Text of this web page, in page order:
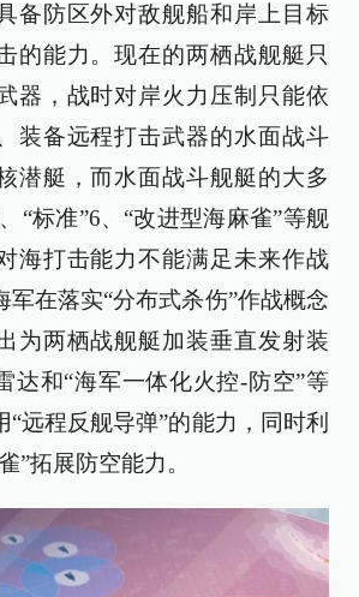
备防区外对敌舰船和岸上目标
的能力。现在的两栖战舰艇只
器，战时对岸火力压制只能依
装备远程打击武器的水面战斗
潜艇，而水面战斗舰艇的大多
“标准”6、“改进型海麻雀”等舰
海打击能力不能满足未来作战
军在落实“分布式杀伤”作战概念
为两栖战舰艇加装垂直发射装
达和“海军一体化火控-防空”等
远程反舰导弹”的能力，同时利
”拓展防空能力。